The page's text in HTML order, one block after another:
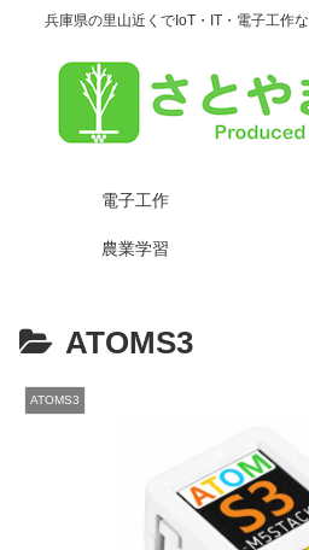
兵庫県の里山近くでIoT・IT・電子工作
電子工作
農業学習
ATOMS3
ATOMS3